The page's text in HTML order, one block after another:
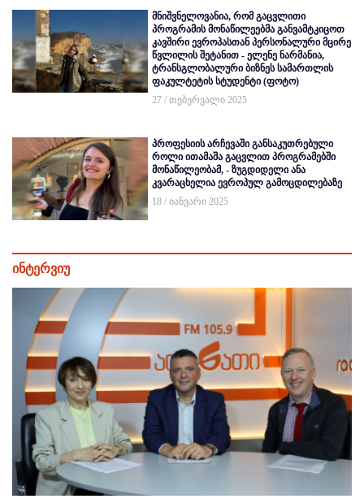
მნიშვნელოვანია, რომ გაცვლითი
პროგრამის მონაწილეებმა განვამტკიცოთ
კავშირი ევროპასთან პერსონალური მცირე
წვლილის შეტანით - ელენე ნარმანია,
ტრანსგლობალური ბიზნეს სამართლის
ფაკულტეტის სტუდენტი (ფოტო)
27 / თებერვალი 2025
პროფესიის არჩევაში განსაკუთრებული
როლი ითამაშა გაცვლით პროგრამებში
მონაწილეობამ, - ზუგდიდელი ანა
კვარაცხელია ევროპულ გამოცდილებაზე
18 / იანვარი 2025
ინტერვიუ